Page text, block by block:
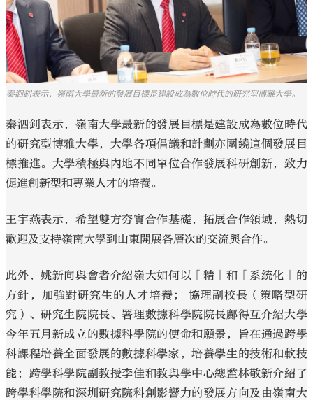
秦泗釗表示，嶺南大學最新的發展目標是建設成為數位時代的研究型博雅大學。
秦泗釗表示，嶺南大學最新的發展目標是建設成為數位時代
的研究型博雅大學，大學各項倡議和計劃亦圍繞這個發展目
標推進。大學積極與內地不同單位合作發展科研創新，致力
促進創新型和專業人才的培養。
王宇燕表示，希望雙方夯實合作基礎，拓展合作領域，熱切
歡迎及支持嶺南大學到山東開展各層次的交流與合作。
此外，姚新向與會者介紹嶺大如何以「精」和「系統化」的
方針，加強對研究生的人才培養； 協理副校長（策略型研
究）、研究生院院長、署理數據科學院院長鄺得互介紹大學
今年五月新成立的數據科學院的使命和願景，旨在通過跨學
科課程培養全面發展的數據科學家，培養學生的技術和軟技
能；跨學科學院副教授李佳和教與學中心總監林敬新介紹了
跨學科學院和深圳研究院科創影響力的發展方向及由嶺南大